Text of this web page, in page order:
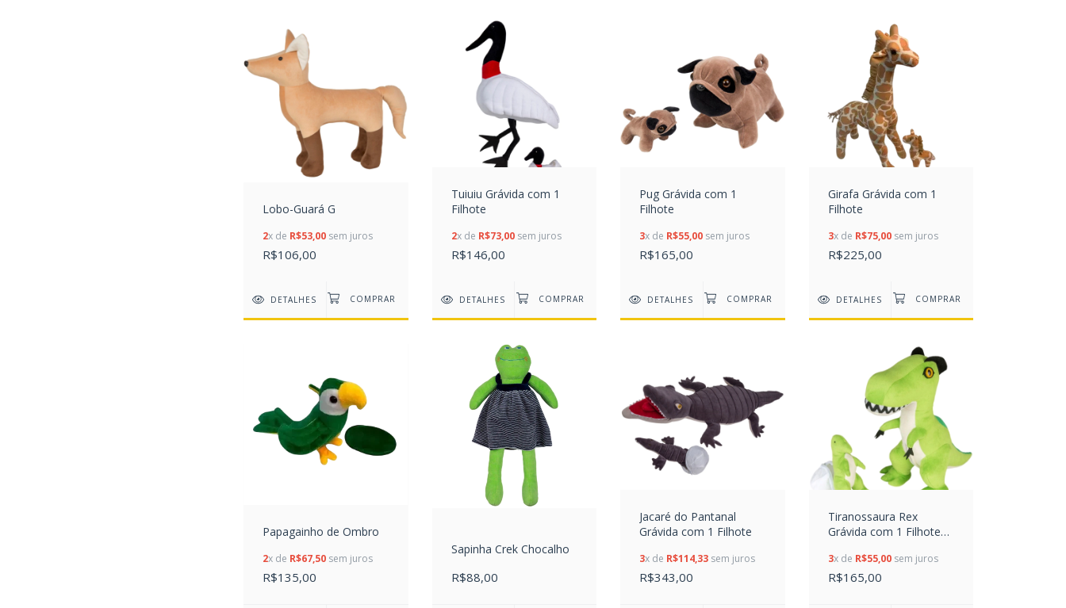
Lobo-Guará G
2x de R$53,00 sem juros
R$106,00
DETALHES
Tuiuiu Grávida com 1
Filhote
2x de R$73,00sem juros
R$146,00
DETALHES
Pug Grávida com 1
Filhote
3x de R$55,00 sem juros
R$165,00
DETALHES
Girafa Grávida com 1
Filhote
3x de R$75,00sem juros
R$225,00
DETALHES
Papagainho de Ombro
2x de R$67,50 sem juros
R$135,00
Sapinha Crek Chocalho
R$88,00
Jacaré do Pantanal
Grávida com 1 Filhote
3x de R$114,33 sem juros
R$343,00
Tiranossaura Rex
Grávida com 1 Filhote
3x de R$55,00sem juros
R$165,00